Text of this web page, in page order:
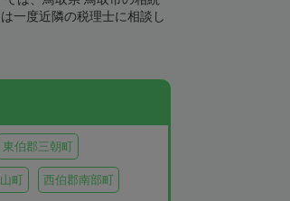
一度近隣の税理士に相談し
東伯郡三朝町
町 西伯郡南部町